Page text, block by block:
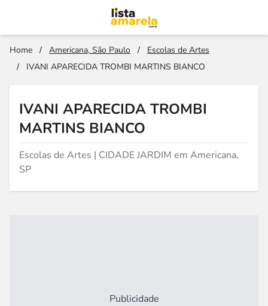
Home / Americana, São Paulo /
Escolas de Artes
/
IVANI APARECIDA TROMBI MARTINS BIANCO
IVANI APARECIDA TROMBI
MARTINS BIANCO
Escolas de Artes | CIDADE JARDIM em Americana,
SP
Publicidade